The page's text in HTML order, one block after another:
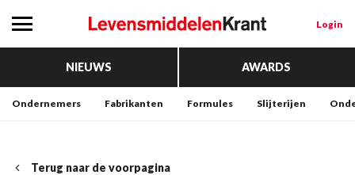
Login
NIEUWS AWARDS
Ondernemers Fabrikanten Formules Slijterijen
Terug naar de voorpagina